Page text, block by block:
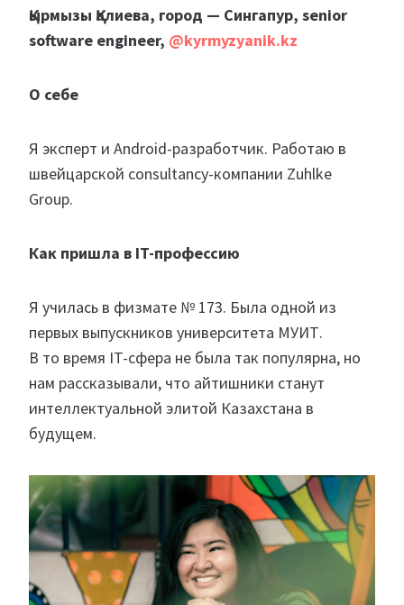
Қырмызы Қалиева, город — Сингапур, senior
software engineer, @kyrmyzyanik.kz
О себе
Я эксперт и Android-разработчик. Работаю в
швейцарской consultancy-компании Zuhlke
Group.
Как пришла в IT-профессию
Я училась в физмате № 173. Была одной из
первых выпускников университета МУИТ.
В то время IT-сфера не была так популярна, но
нам рассказывали, что айтишники станут
интеллектуальной элитой Казахстана в
будущем.